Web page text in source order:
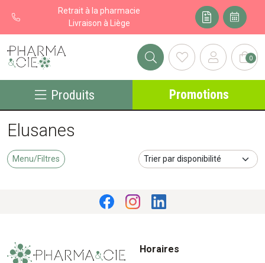
Retrait à la pharmacie
Livraison à Liège
Pharma&cie - Pharmacie des Franchises Votre export 0
Produits Promotions
Elusanes
Menu/Filtres
Horaires